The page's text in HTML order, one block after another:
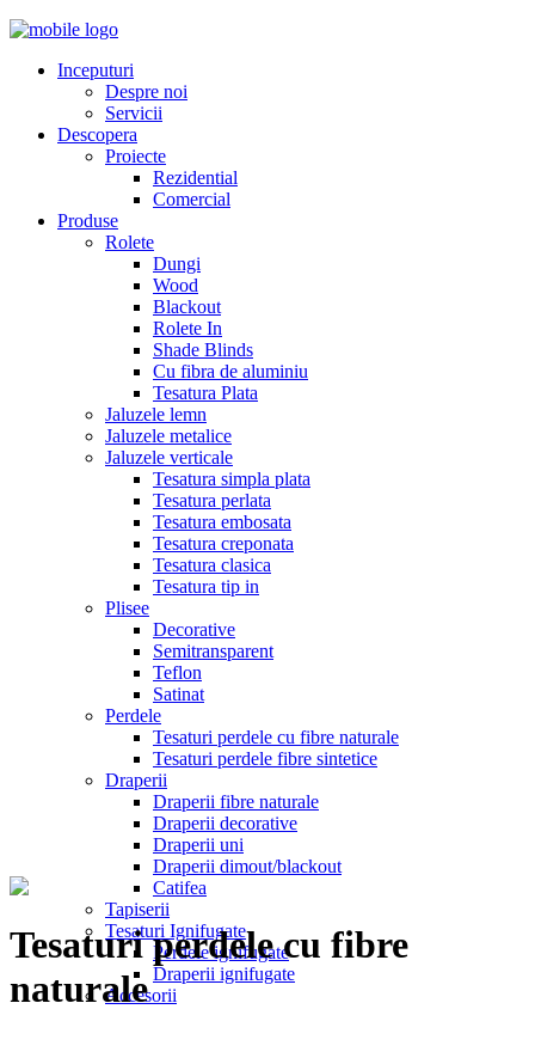
Inceputuri
Despre noi
Servicii
Descopera
Proiecte
Rezidential
Comercial
Produse
Rolete
Dungi
Wood
Blackout
Rolete In
Shade Blinds
Cu fibra de aluminiu
Tesatura Plata
Jaluzele lemn
Jaluzele metalice
Jaluzele verticale
Tesatura simpla plata
Tesatura perlata
Tesatura embosata
Tesatura creponata
Tesatura clasica
Tesatura tip in
Plisee
Decorative
Semitransparent
Teflon
Satinat
Perdele
Tesaturi perdele cu fibre naturale
Tesaturi perdele fibre sintetice
Draperii
Draperii fibre naturale
Draperii decorative
Draperii uni
Draperii dimout/blackout
Catifea
Tapiserii
Tesaturi Ignifugate
Perdele ignifugate
Draperii ignifugate
Accesorii
Tesaturi perdele cu fibre
naturale